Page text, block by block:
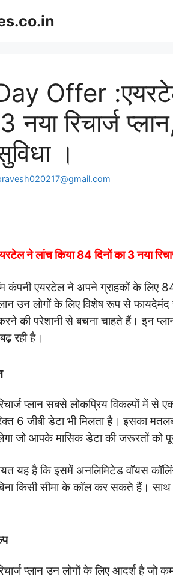
Offer
नया रिचार्ज
।
लांच किया 84 दिनों का 3 नया
कंपनी एयरटेल ने अपने ग्राहकों के लिए
उन लोगों के लिए विशेष रूप से फायदेमंद
की परेशानी से बचना चाहते हैं। इन
रही है।
प्लान सबसे लोकप्रिय विकल्पों में से
6 जीबी डेटा भी मिलता है। इसका
जो आपके मासिक डेटा की जरूरतों को
यह है कि इसमें अनलिमिटेड वॉयस
किसी सीमा के कॉल कर सकते हैं।
प्लान उन लोगों के लिए आदर्श है जो